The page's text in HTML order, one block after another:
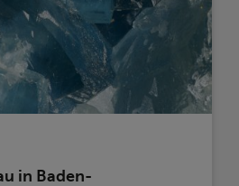
in Baden-